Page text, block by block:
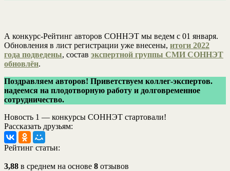
А конкурс-Рейтинг авторов СОННЭТ мы ведем с 01 января.
Обновления в лист регистрации уже внесены, итоги 2022
года подведены, состав экспертной группы СМИ СОННЭТ
обновлён.
Поздравляем авторов! Приветствуем коллег-экспертов.
надеемся на плодотворную работу и долговременное
сотрудничество.
Новость 1 — конкурсы СОННЭТ стартовали!
Рассказать друзьям:
Рейтинг статьи:
3,88 в среднем на основе 8 отзывов